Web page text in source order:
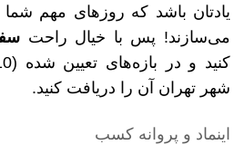
یادتان باشد که روزهای مهم شما
می‌سازند! پس با خیال راحت
شهر تهران آن را دریافت کنید.
اینماد و پروانه کسب